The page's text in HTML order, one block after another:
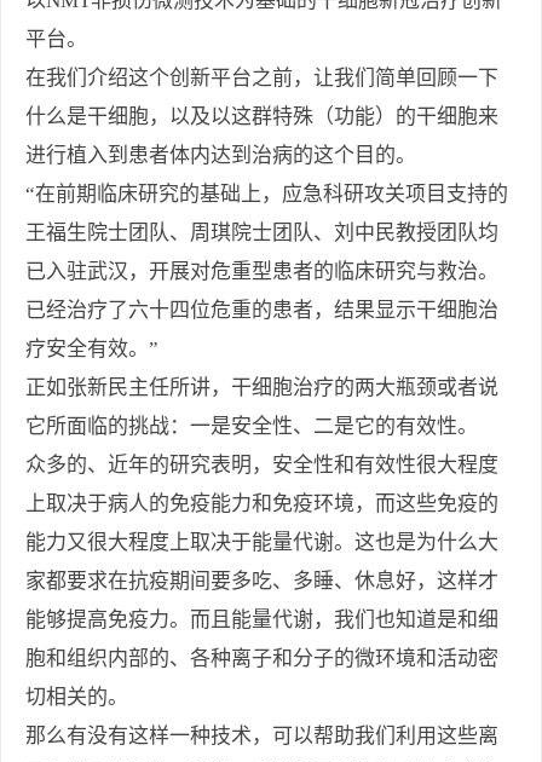
平台。
在我们介绍这个创新平台之前，让我们简单回顾一下
什么是干细胞，以及以这群特殊（功能）的干细胞来
进行植入到患者体内达到治病的这个目的。
“在前期临床研究的基础上，应急科研攻关项目支持的
王福生院士团队、周琪院士团队、刘中民教授团队均
已入驻武汉，开展对危重型患者的临床研究与救治。
已经治疗了六十四位危重的患者，结果显示干细胞治
疗安全有效。”
正如张新民主任所讲，干细胞治疗的两大瓶颈或者说
它所面临的挑战：一是安全性、二是它的有效性。
众多的、近年的研究表明，安全性和有效性很大程度
上取决于病人的免疫能力和免疫环境，而这些免疫的
能力又很大程度上取决于能量代谢。这也是为什么大
家都要求在抗疫期间要多吃、多睡、休息好，这样才
能够提高免疫力。而且能量代谢，我们也知道是和细
胞和组织内部的、各种离子和分子的微环境和活动密
切相关的。
那么有没有这样一种技术，可以帮助我们利用这些离